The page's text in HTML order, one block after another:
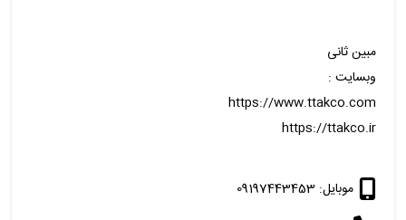
مبین ثانی
وبسایت :
https://www.ttakco.com
https://ttakco.ir
موبایل: 09197443453